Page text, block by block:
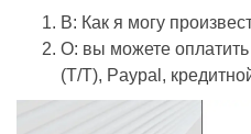
В: Как я могу
О: вы можете
(T/T), Paypal,